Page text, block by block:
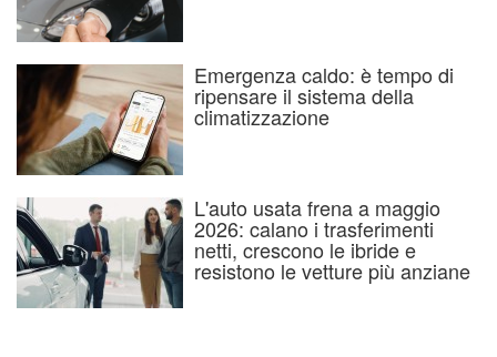
Emergenza caldo: è tempo di
ripensare il sistema della
climatizzazione
L'auto usata frena a maggio
2026: calano i trasferimenti
netti, crescono le ibride e
resistono le vetture più anziane